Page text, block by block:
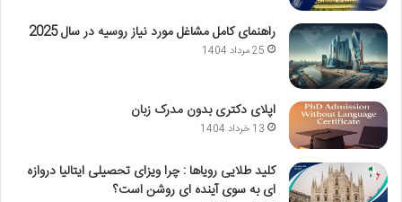
راهنمای کامل مشاغل مورد نیاز روسیه در سال 2025
25 مرداد 1404
اپلای دکتری بدون مدرک زبان
13 خرداد 1404
کلید طلایی رویاها : چرا ویزای تحصیلی ایتالیا دروازه
ای به سوی آینده ای روشن است؟